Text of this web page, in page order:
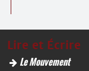
Lire et Écrire
Le Mouvement